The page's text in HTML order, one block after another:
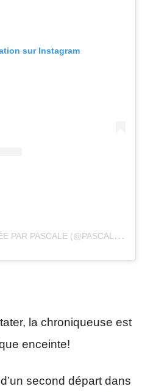
sur Instagram
U
NE PUBLICATION PARTAGÉE PAR PASCALE (@PASCALEROBITAILLE)
la chroniqueuse est
enceinte!
second départ dans